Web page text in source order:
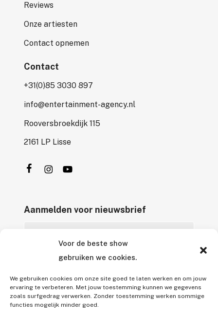
Voor de beste show
gebruiken we cookies.
We gebruiken cookies om onze site goed te laten werken en om jouw
ervaring te verbeteren. Met jouw toestemming kunnen we gegevens
zoals surfgedrag verwerken. Zonder toestemming werken sommige
functies mogelijk minder goed.
Reviews
Onze artiesten
Contact opnemen
Contact
+31(0)85 3030 897
info@entertainment-agency.nl
Rooversbroekdijk 115
2161 LP Lisse
Aanmelden voor nieuwsbrief
Alle rechten voorbehouden © 2026 Entertainment Agency B.V.